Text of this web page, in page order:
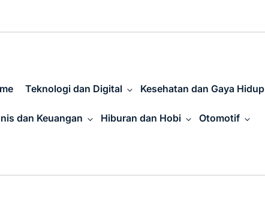
Teknologi dan Digital Kesehatan dan Gaya Hidup
dan Keuangan Hiburan dan Hobi Otomotif